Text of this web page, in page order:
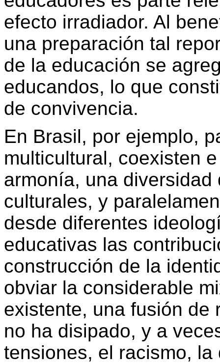
efecto irradiador. Al
una preparación tal
de la educación se
educandos, lo que
de convivencia.
En Brasil, por ejemplo,
multicultural, coexisten
armonía, una
culturales, y
desde diferentes
educativas las
construcción de la
obviar la considerable
existente, una fusión de
no ha disipado, y a
tensiones, el racismo,